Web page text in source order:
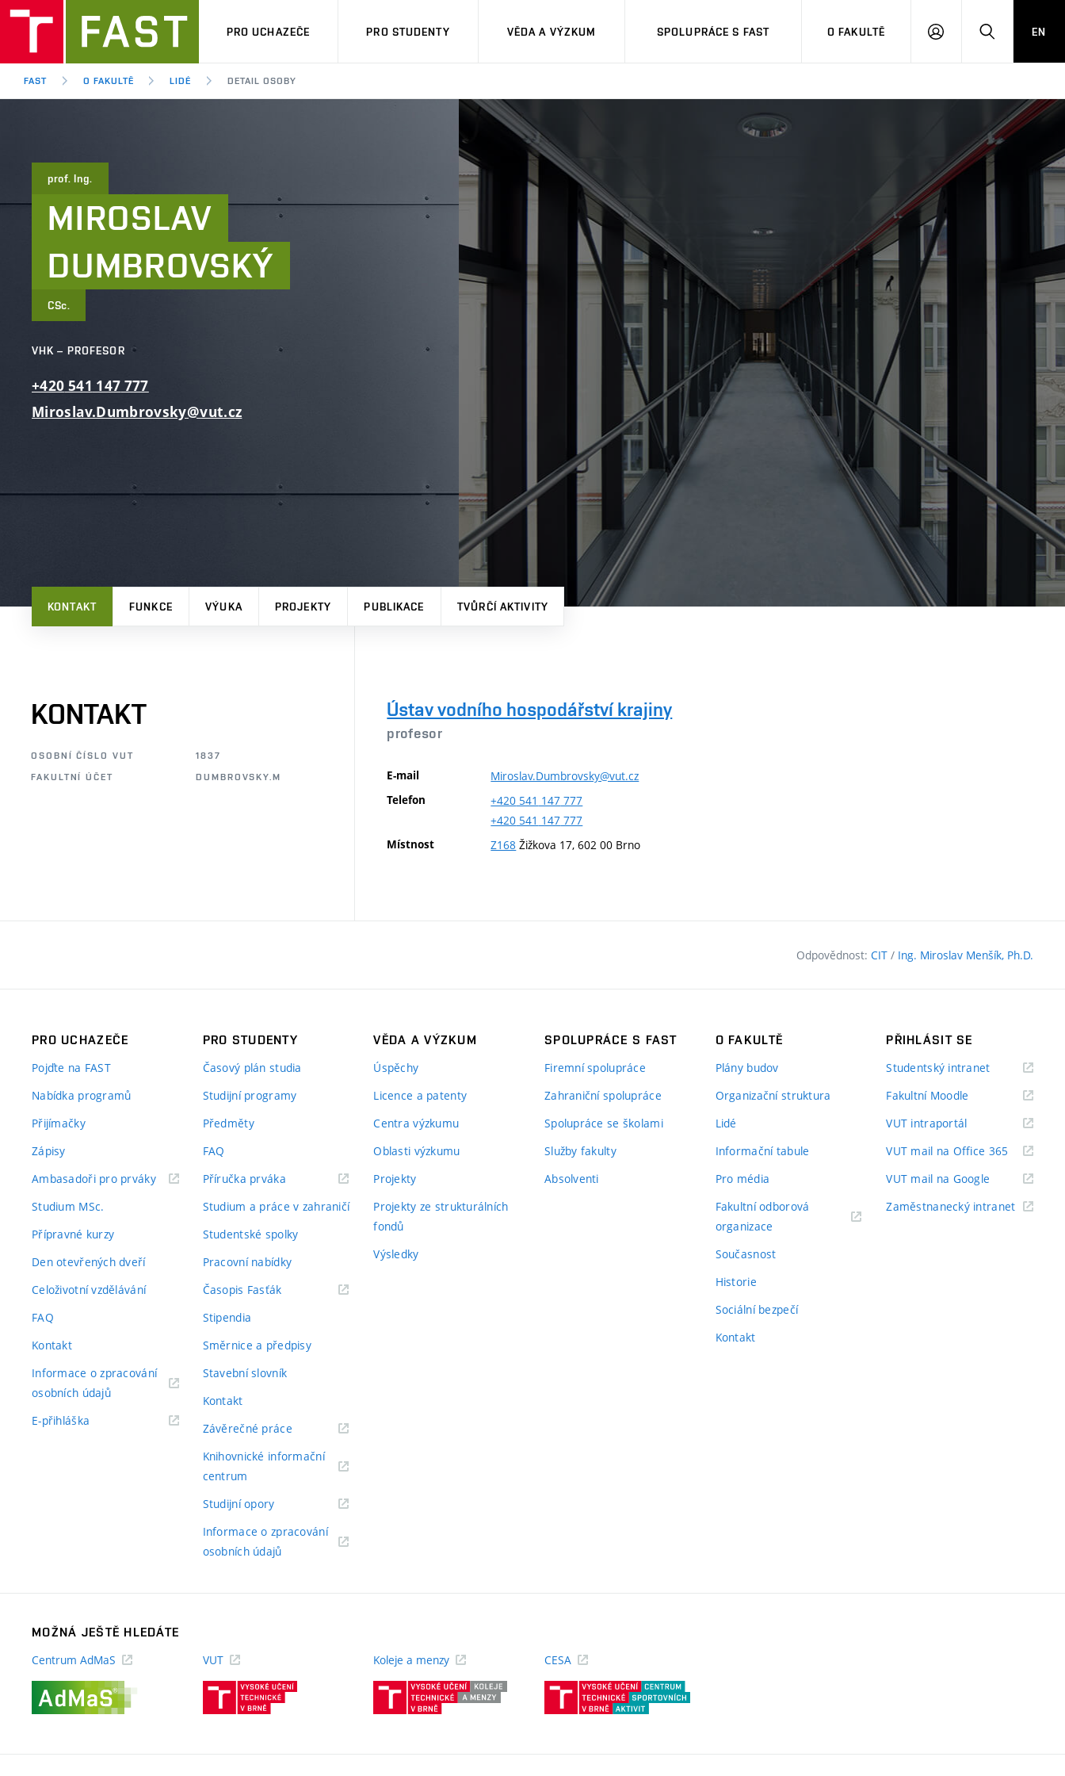
PRO UCHAZEČE PRO STUDENTY VĚDA A VÝZKUM SPOLUPRÁCE S FAST O FAKULTĚ
PŘIHLÁSITHLEDAT
EN
FAST O FAKULTĚ LIDÉ DETAIL OSOBY
prof. Ing.
MIROSLAV
DUMBROVSKÝ
CSc.
VHK – PROFESOR
+420 541 147 777
Miroslav.Dumbrovsky@vut.cz
KONTAKT FUNKCE VÝUKA PROJEKTY PUBLIKACE TVŮRČÍ AKTIVITY
KONTAKT
OSOBNÍ ČÍSLO VUT
1837
FAKULTNÍ ÚČET
DUMBROVSKY.M
Ústav vodního hospodářství krajiny
profesor
E-mail Miroslav.Dumbrovsky@vut.cz
Telefon +420 541 147 777
+420 541 147 777
Místnost Z168 Žižkova 17, 602 00 Brno
Odpovědnost: CIT / Ing. Miroslav Menšík, Ph.D.
PRO UCHAZEČE
Pojďte na FAST
Nabídka programů
Přijímačky
Zápisy
Ambasadoři pro prváky(externí
Studium MSc.
Přípravné kurzy
Den otevřených dveří
Celoživotní vzdělávání
FAQ
Kontakt
Informace o zpracování
osobních údajů(externí
E-přihláška
PRO STUDENTY
Časový plán studia
Studijní programy
Předměty
FAQ
Příručka prváka(externí
Studium a práce v zahraničí
Studentské spolky
Pracovní nabídky
Časopis Fasťák(externí
Stipendia
Směrnice a předpisy
Stavební slovník
Kontakt
Závěrečné práce(externí
Knihovnické informační
centrum
Studijní opory(externí
Informace o zpracování
osobních údajů(externí
VĚDA A VÝZKUM
Úspěchy
Licence a patenty
Centra výzkumu
Oblasti výzkumu
Projekty
Projekty ze strukturálních
fondů
Výsledky
SPOLUPRÁCE S FAST
Firemní spolupráce
Zahraniční spolupráce
Spolupráce se školami
Služby fakulty
Absolventi
O FAKULTĚ
Plány budov
Organizační struktura
Lidé
Informační tabule
Pro média
Fakultní odborová
organizace
Současnost
Historie
Sociální bezpečí
Kontakt
PŘIHLÁSIT SE
Studentský intranet(externí
Fakultní Moodle
VUT intraportál(externí
VUT mail na Office 365 (externí
VUT mail na Google (externí
Zaměstnanecký intranet(externí
MOŽNÁ JEŠTĚ HLEDÁTE
Centrum AdMaS
VUT
(externí
Koleje a menzy
(externí
CESA